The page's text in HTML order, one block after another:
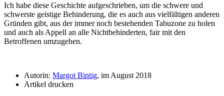
Ich habe diese Geschichte aufgeschrieben, um die schwere und
schwerste geistige Behinderung, die es auch aus vielfältigen anderen
Gründen gibt, aus der immer noch bestehenden Tabuzone zu holen
und auch als Appell an alle Nichtbehinderten, fair mit den
Betroffenen umzugehen.
Autorin: Margot Bintig, im August 2018
Artikel drucken